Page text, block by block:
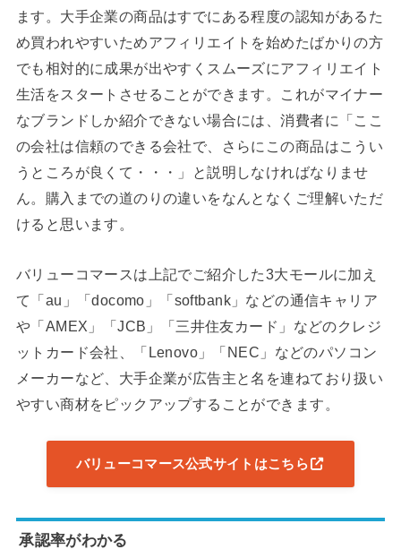
ます。大手企業の商品はすでにある程度の認知があるた
め買われやすいためアフィリエイトを始めたばかりの方
でも相対的に成果が出やすくスムーズにアフィリエイト
生活をスタートさせることができます。これがマイナー
なブランドしか紹介できない場合には、消費者に「ここ
の会社は信頼のできる会社で、さらにこの商品はこうい
うところが良くて・・・」と説明しなければなりませ
ん。購入までの道のりの違いをなんとなくご理解いただ
けると思います。
バリューコマースは上記でご紹介した3大モールに加え
て「au」「docomo」「softbank」などの通信キャリア
や「AMEX」「JCB」「三井住友カード」などのクレジ
ットカード会社、「Lenovo」「NEC」などのパソコン
メーカーなど、大手企業が広告主と名を連ねており扱い
やすい商材をピックアップすることができます。
バリューコマース公式サイトはこちら
承認率がわかる